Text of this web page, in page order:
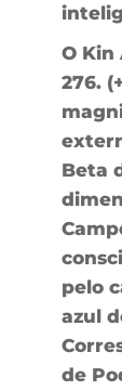
O Kin
276.
Beta
pelo
azul
de